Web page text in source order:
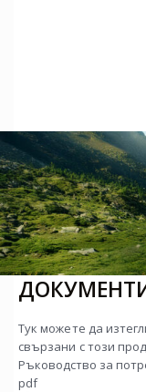
Тук можете да
свързани с този
Ръководство за
pdf